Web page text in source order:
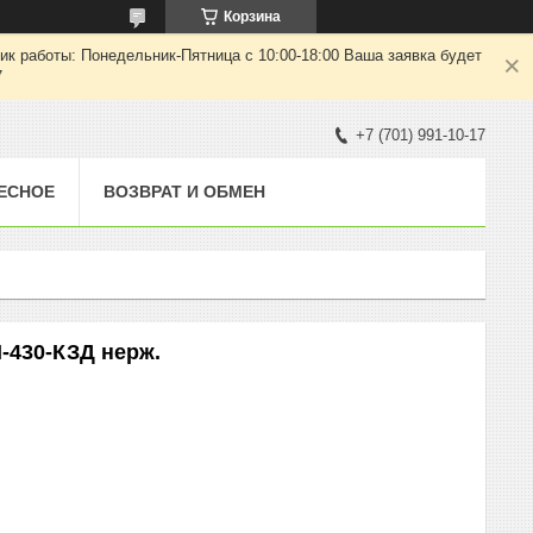
Корзина
работы: Понедельник-Пятница с 10:00-18:00 Ваша заявка будет
+7 (701) 991-10-17
ВОЗВРАТ И ОБМЕН
430-КЗД нерж.